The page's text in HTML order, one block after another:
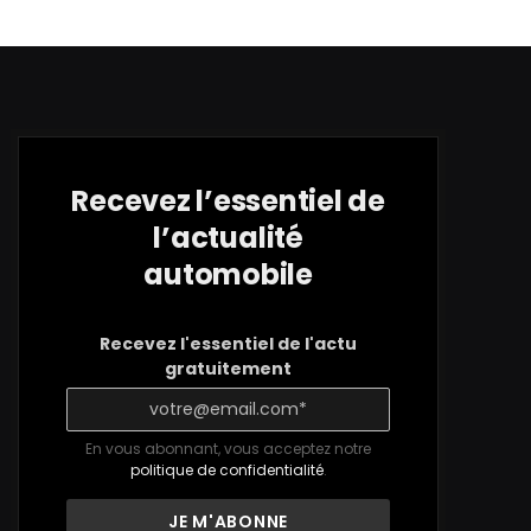
Recevez l’essentiel de
l’actualité
automobile
Recevez l'essentiel de l'actu
gratuitement
En vous abonnant, vous acceptez notre
politique de confidentialité.